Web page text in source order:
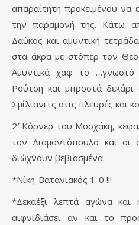
απαραίτητη προκειμένου να
την παραμονή της. Κάτω
Δαύκος και αμυντική
στα άκρα με στόπερ τον
Αμυντικά χαφ το …γνωστό
Ρούτση και μπροστά
Σμίλιανιτς στις πλευρές και
2′ Κόρνερ του Μοσχάκη,
τον Διαμαντόπουλο και οι
διώχνουν βεβιασμένα.
*Νίκη-Βατανιακός 1-0 !!!
*Δεκαέξι λεπτά αγώνα
αιφνιδιάσει αν και το